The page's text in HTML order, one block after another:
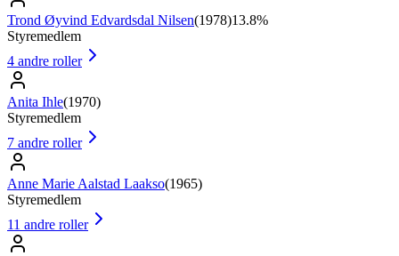
Trond Øyvind Edvardsdal Nilsen(1978)13.8%
Styremedlem
4 andre roller
Anita Ihle(1970)
Styremedlem
7 andre roller
Anne Marie Aalstad Laakso(1965)
Styremedlem
11 andre roller